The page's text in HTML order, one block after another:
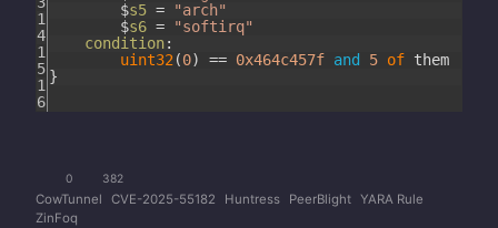
1
4
1
5
1
6
$s5 =
"arch"
$s6 =
"softirq"
condition:
uint32(0) == 0x464c457f and 5 of them
}
0 382
CowTunnel CVE-2025-55182 Huntress PeerBlight YARA Rule
ZinFoq